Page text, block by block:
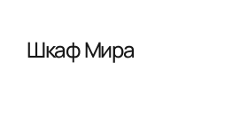
Шкаф Мира